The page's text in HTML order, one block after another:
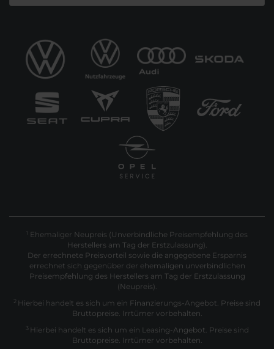
1 Ehemaliger Neupreis (Unverbindliche Preisempfehlung des
Herstellers am Tag der Erstzulassung).
Der errechnete Preisvorteil sowie die angegebene Ersparnis
errechnet sich gegenüber der ehemaligen unverbindlichen
Preisempfehlung des Herstellers am Tag der Erstzulassung
(Neupreis).
2 Hierbei handelt es sich um ein Finanzierungs-Angebot. Preise sind
Bruttopreise. Irrtümer vorbehalten.
3 Hierbei handelt es sich um ein Leasing-Angebot. Preise sind
Bruttopreise. Irrtümer vorbehalten.